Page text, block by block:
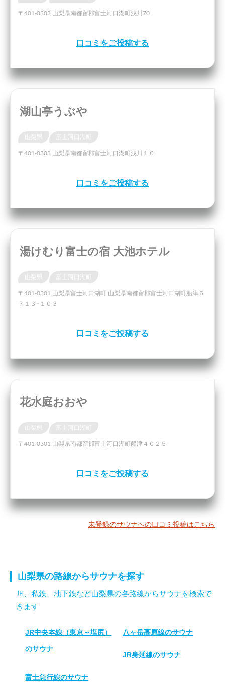
〒401-0303 山梨県南都留郡富士河口湖町浅川70
口コミをご投稿する
湖山亭うぶや
山梨県
〒401-0303 山梨県南都留郡富士河口湖町浅川１０
口コミをご投稿する
湯けむり富士の宿 大池ホテル
山梨県
〒401-0301 山梨県富士河口湖町 山梨県南都留郡富士河口湖町船津６
７１３−１０３
口コミをご投稿する
花水庭おおや
山梨県
〒401-0301 山梨県南都留郡富士河口湖町船津４０２５
口コミをご投稿する
未登録のサウナへの口コミ投稿はこちら
山梨県の路線からサウナを探す
JR、私鉄、地下鉄など山梨県の各路線からサウナを検索で
きます
JR中央本線（東京～塩尻）
のサウナ
八ヶ岳高原線のサウナ
JR身延線のサウナ
富士急行線のサウナ